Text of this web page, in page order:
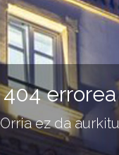
404 errorea
Orria ez da aurkitu